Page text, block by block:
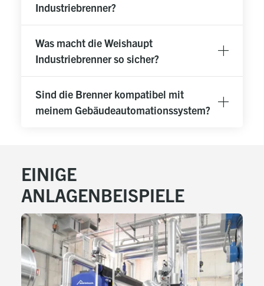
Industriebrenner?
Was macht die Weishaupt
Industriebrenner so sicher?
Sind die Brenner kompatibel mit
meinem Gebäudeautomationssystem?
EINIGE
ANLAGENBEISPIELE